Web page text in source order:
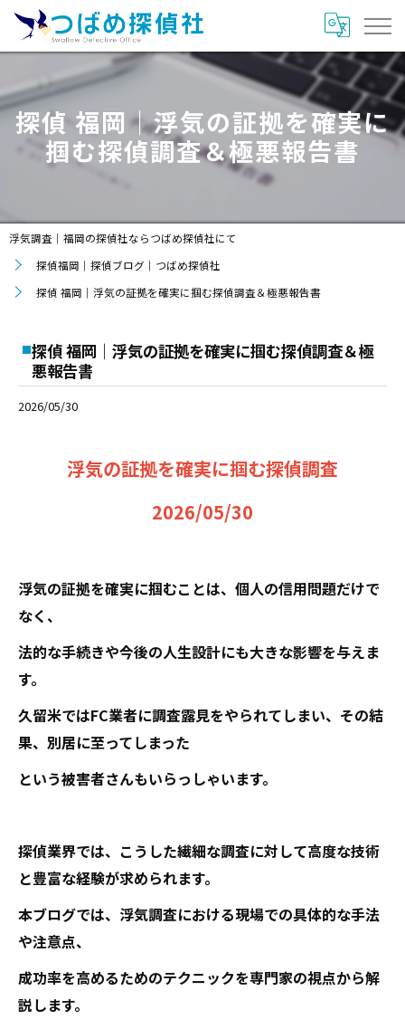
探偵 福岡｜浮気の証拠を確実に
掴む探偵調査＆極悪報告書
浮気調査｜福岡の探偵社ならつばめ探偵社にて
探偵福岡｜探偵ブログ｜つばめ探偵社
探偵 福岡｜浮気の証拠を確実に掴む探偵調査＆極悪報告書
探偵 福岡｜浮気の証拠を確実に掴む探偵調査＆極
悪報告書
2026/05/30
浮気の証拠を確実に掴む探偵調査
2026/05/30
浮気の証拠を確実に掴むことは、個人の信用問題だけで
なく、
法的な手続きや今後の人生設計にも大きな影響を与えま
す。
久留米ではFC業者に調査露見をやられてしまい、その結
果、別居に至ってしまった
という被害者さんもいらっしゃいます。
探偵業界では、こうした繊細な調査に対して高度な技術
と豊富な経験が求められます。
本ブログでは、浮気調査における現場での具体的な手法
や注意点、
成功率を高めるためのテクニックを専門家の視点から解
説します。